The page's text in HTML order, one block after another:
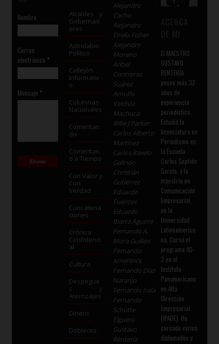
Nombre
Correo
electrónico *
Mensaje *
Alcaldes y
Gobernad
ores
Astrolabio
Político
Callejón
Informativ
o
Columnas
Nacionales
Comentan
do
Comentari
o a Tiempo
Con Valor y
Con
Verdad
Concatena
ciones
Crónica
Confidenci
al
Cultura
Despegue
s y
Aterrizajes
Dinero
Dobleces
Alejandro
Cacho
Alejandro
Envila Fisher
Alejandro
Moreno
Aribel
Contreras
Suárez
Arnulfo
Valdivia
Machuca
Billie J Parker
Carlos Alberto
Martínez
Carlos Ravelo
Galindo
Christián
Gutiérrez
Eduardo
Fuentes
Eduardo
Ibarra Aguirre
Fernando A.
Mora Guillén
Fernando
Amerlinck
Fernando Díaz
Naranjo
Fernando Irala
Fernando
Schutte
Elguero
Gustavo
Rentería
El MAESTRO
GUSTAVO
RENTERÍA
posee más 32
años de
experiencia
periodística.
Estudió la
licenciatura en
Periodismo en
la Escuela
Carlos Septién
García, y la
maestría en
Comunicación
Empresarial,
en la
Universidad
Latinoamerica
na. Cursó el
programa AD-
2 en el
Instituto
Panamericano
en Alta
Dirección
Empresarial
(IPADE). Ha
cursado varios
diplomados y